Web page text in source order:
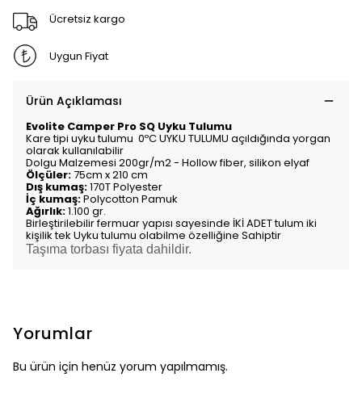
Ücretsiz kargo
Uygun Fiyat
Ürün Açıklaması
Evolite Camper Pro SQ Uyku Tulumu
Kare tipi uyku tulumu 0ºC UYKU TULUMU açıldığında yorgan
olarak kullanılabilir
Dolgu Malzemesi 200gr/m2 - Hollow fiber, silikon elyaf
Ölçüler:75cm x 210 cm
Dış kumaş:170T Polyester
İç kumaş:Polycotton Pamuk
Ağırlık:1.100 gr.
Birleştirilebilir fermuar yapısı sayesinde İKİ ADET tulum iki
kişilik tek Uyku tulumu olabilme özelliğine Sahiptir
Taşıma torbası fiyata dahildir.
Yorumlar
Bu ürün için henüz yorum yapılmamış.